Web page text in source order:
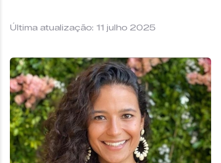
Última atualização: 11 julho 2025